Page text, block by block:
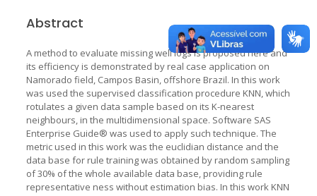
Abstract
A method to evaluate missing well logs is proposed here and
its efficiency is demonstrated by real case application on
Namorado field, Campos Basin, offshore Brazil. In this work
was used the supervised classification procedure KNN, which
rotulates a given data sample based on its K-nearest
neighbours, in the multidimensional space. Software SAS
Enterprise Guide® was used to apply such technique. The
metric used in this work was the euclidian distance and the
data base for rule training was obtained by random sampling
of 30% of the whole available data base, providing rule
representative ness without estimation bias. In this work KNN